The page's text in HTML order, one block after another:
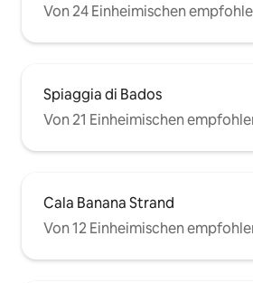
Von 24 Einheimischen
Spiaggia di Bados
Von 21 Einheimischen
Cala Banana Strand
Von 12 Einheimischen